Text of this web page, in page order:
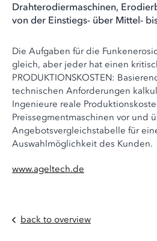
Drahterodiermaschinen,
von der Einstiegs- über Mittel-
Die Aufgaben für die
gleich, aber jeder hat einen
PRODUKTIONSKOSTEN:
technischen Anforderungen
Ingenieure reale
Preissegmentmaschinen vor und
Angebotsvergleichstabelle für
Auswahlmöglichkeit des Kunden.
www.ageltech.de
back to overview